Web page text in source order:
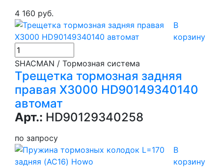
4 160 руб.
В
корзину
SHACMAN / Тормозная система
Трещетка тормозная задняя
правая X3000 HD90149340140
автомат
Арт.: HD90129340258
по запросу
В
корзину